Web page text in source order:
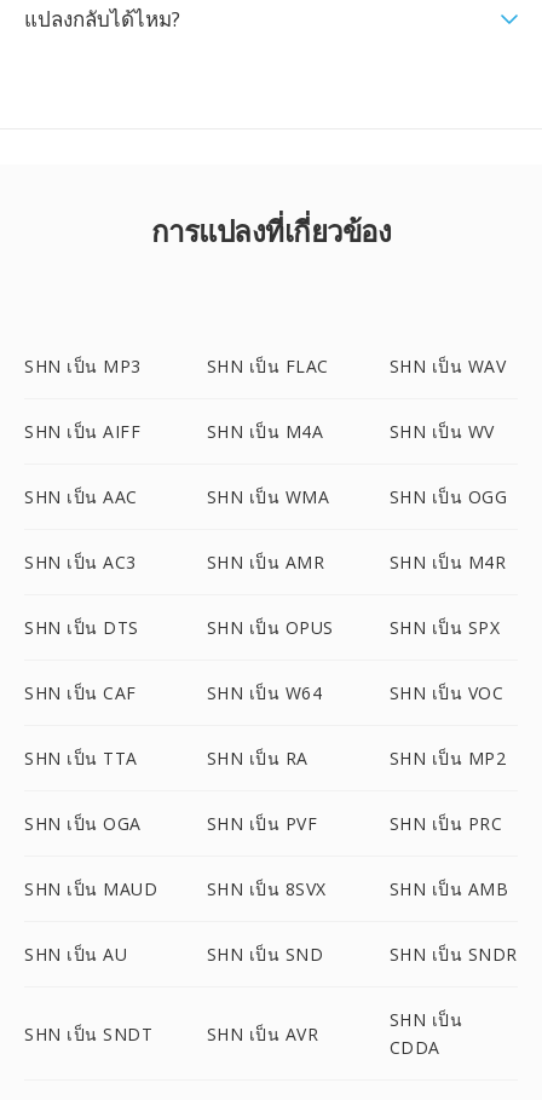
แปลงกลับได้ไหม?
การแปลงที่เกี่ยวข้อง
SHN เป็น MP3 SHN เป็น FLAC SHN เป็น WAV
SHN เป็น AIFF SHN เป็น M4A SHN เป็น WV
SHN เป็น AAC SHN เป็น WMA SHN เป็น OGG
SHN เป็น AC3 SHN เป็น AMR SHN เป็น M4R
SHN เป็น DTS SHN เป็น OPUS SHN เป็น SPX
SHN เป็น CAF SHN เป็น W64 SHN เป็น VOC
SHN เป็น TTA SHN เป็น RA SHN เป็น MP2
SHN เป็น OGA SHN เป็น PVF SHN เป็น PRC
SHN เป็น MAUD SHN เป็น 8SVX SHN เป็น AMB
SHN เป็น AU SHN เป็น SND SHN เป็น SNDR
SHN เป็น SNDT SHN เป็น AVR
SHN เป็น
CDDA